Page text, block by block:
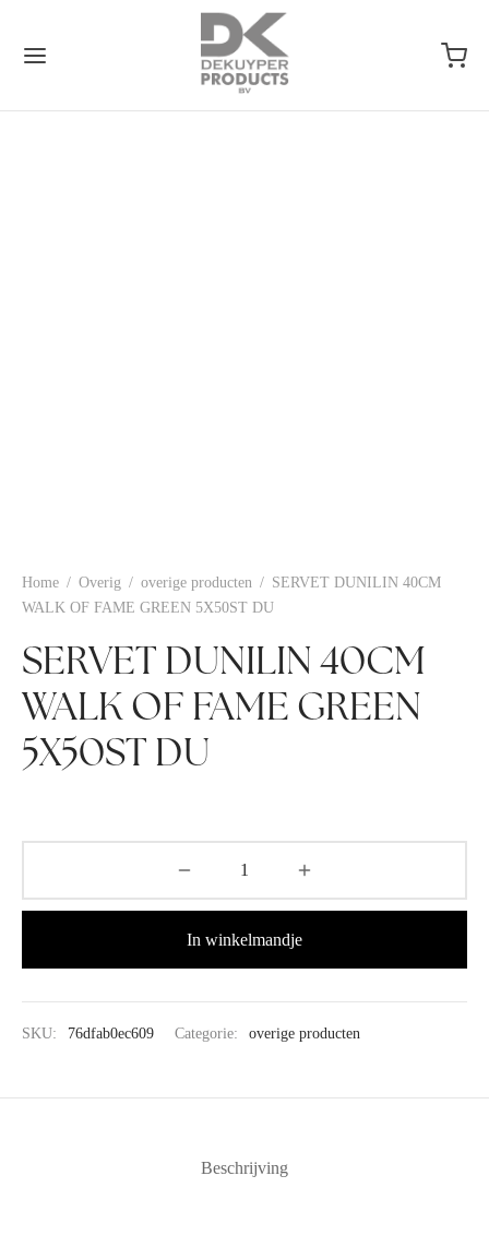
Home / Overig / overige producten / SERVET DUNILIN 40CM
WALK OF FAME GREEN 5X50ST DU
SERVET DUNILIN 40CM
WALK OF FAME GREEN
5X50ST DU
In winkelmandje
SKU: 76dfab0ec609 Categorie: overige producten
Beschrijving